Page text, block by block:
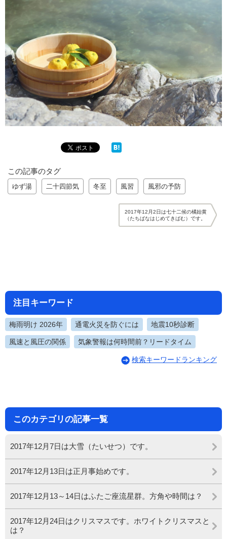
この記事のタグ
ゆず湯 二十四節気 冬至 風習 風邪の予防
2017年12月2日は七十二候の橘始黄
（たちばなはじめてきばむ）です。
注目キーワード
梅雨明け 2026年 通電火災を防ぐには 地震10秒診断
風速と風圧の関係 気象警報は何時間前？リードタイム
検索キーワードランキング
このカテゴリの記事一覧
2017年12月7日は大雪（たいせつ）です。
2017年12月13日は正月事始めです。
2017年12月13～14日はふたご座流星群。方角や時間は？
2017年12月24日はクリスマスです。ホワイトクリスマスと
は？